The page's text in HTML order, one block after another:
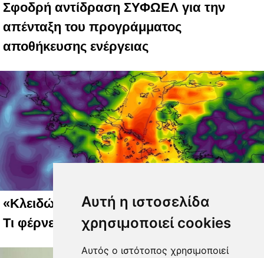
Αυτή η ιστοσελίδα
χρησιμοποιεί cookies
Αυτός ο ιστότοπος χρησιμοποιεί
Σφοδρή αντίδραση ΣΥΦΩΕΛ για την
απένταξη του προγράμματος
αποθήκευσης ενέργειας
«Κλειδώνει» ο καιρός του 15Αύγουστου -
Τι φέρνει ο αντικυκλώνας (χάρτες)